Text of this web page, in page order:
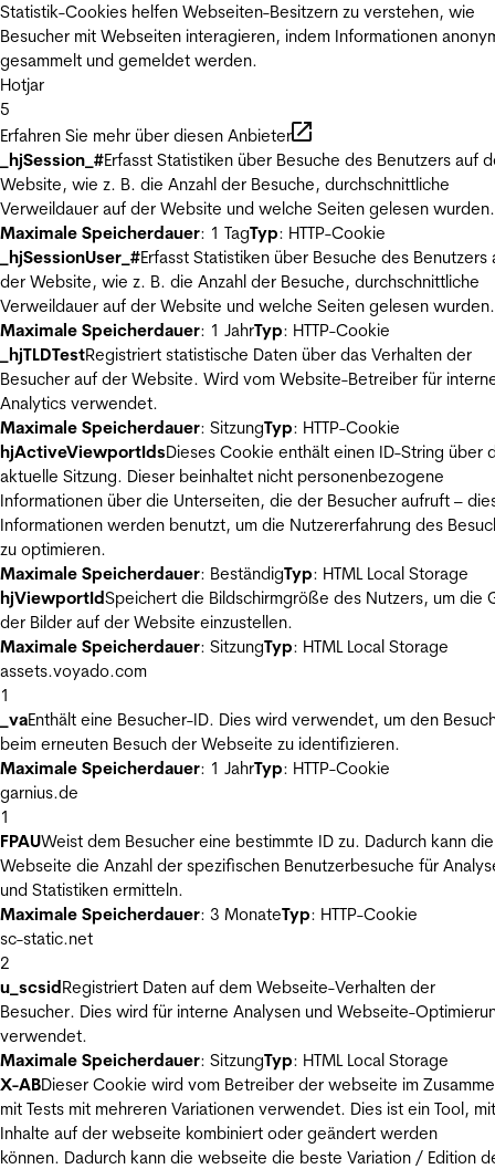
Statistik-Cookies helfen Webseiten-Besitzern zu verstehen, wie
Besucher mit Webseiten interagieren, indem Informationen
gesammelt und gemeldet werden.
Hotjar
5
Erfahren Sie mehr über diesen Anbieter
_hjSession_#Erfasst Statistiken über Besuche des Benutzers auf
Website, wie z. B. die Anzahl der Besuche, durchschnittliche
Verweildauer auf der Website und welche Seiten gelesen wurden.
Maximale Speicherdauer: 1 TagTyp: HTTP-Cookie
_hjSessionUser_#Erfasst Statistiken über Besuche des Benutzers
der Website, wie z. B. die Anzahl der Besuche, durchschnittliche
Verweildauer auf der Website und welche Seiten gelesen wurden.
Maximale Speicherdauer: 1 JahrTyp: HTTP-Cookie
_hjTLDTestRegistriert statistische Daten über das Verhalten der
Besucher auf der Website. Wird vom Website-Betreiber für
Analytics verwendet.
Maximale Speicherdauer: SitzungTyp: HTTP-Cookie
hjActiveViewportIdsDieses Cookie enthält einen ID-String über
aktuelle Sitzung. Dieser beinhaltet nicht personenbezogene
Informationen über die Unterseiten, die der Besucher aufruft –
Informationen werden benutzt, um die Nutzererfahrung des
zu optimieren.
Maximale Speicherdauer: BeständigTyp: HTML Local Storage
hjViewportIdSpeichert die Bildschirmgröße des Nutzers, um die
der Bilder auf der Website einzustellen.
Maximale Speicherdauer: SitzungTyp: HTML Local Storage
assets.voyado.com
1
_vaEnthält eine Besucher-ID. Dies wird verwendet, um den
beim erneuten Besuch der Webseite zu identifizieren.
Maximale Speicherdauer: 1 JahrTyp: HTTP-Cookie
garnius.de
1
FPAUWeist dem Besucher eine bestimmte ID zu. Dadurch kann die
Webseite die Anzahl der spezifischen Benutzerbesuche für
und Statistiken ermitteln.
Maximale Speicherdauer: 3 MonateTyp: HTTP-Cookie
sc-static.net
2
u_scsidRegistriert Daten auf dem Webseite-Verhalten der
Besucher. Dies wird für interne Analysen und Webseite-
verwendet.
Maximale Speicherdauer: SitzungTyp: HTML Local Storage
X-ABDieser Cookie wird vom Betreiber der webseite im
mit Tests mit mehreren Variationen verwendet. Dies ist ein Tool,
Inhalte auf der webseite kombiniert oder geändert werden
können. Dadurch kann die webseite die beste Variation / Edition